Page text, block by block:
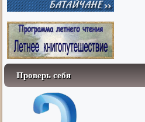
Проверь себя